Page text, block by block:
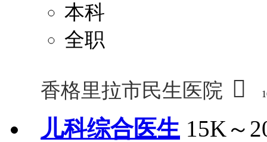
本科
全职
香格里拉市民生医院 
儿科综合医生 15K～